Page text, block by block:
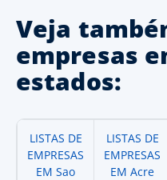
Veja
empresas
estados:
LISTAS DE
EMPRESAS
EM Sao
LISTAS DE
EMPRESAS
EM Acre